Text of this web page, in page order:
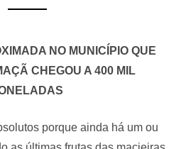
NO MUNICÍPIO QUE
CHEGOU A 400 MIL
porque ainda há um ou